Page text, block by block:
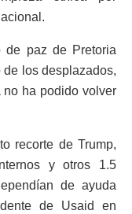
de paz de Pretoria
los desplazados,
ha podido volver
recorte de Trump,
y otros 1.5
de ayuda
de Usaid en